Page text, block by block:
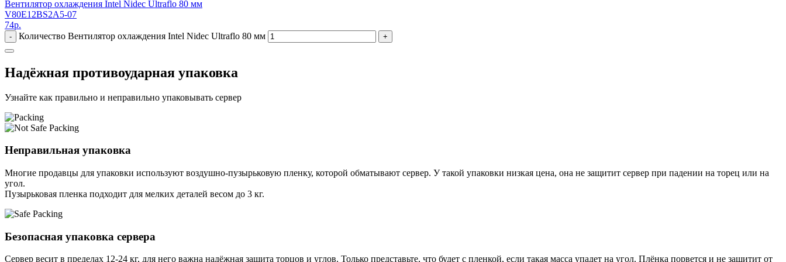
Вентилятор охлаждения Intel Nidec Ultraflo 80 мм
V80E12BS2A5-07
74р.
- Количество Вентилятор охлаждения Intel Nidec Ultraflo 80 мм +
Надёжная противоударная упаковка
Узнайте как правильно и неправильно упаковывать сервер
Неправильная упаковка
Многие продавцы для упаковки используют воздушно-пузырьковую пленку, которой обматывают сервер. У такой упаковки низкая цена, она не защитит сервер при падении на торец или на
угол.
Пузырьковая пленка подходит для мелких деталей весом до 3 кг.
Безопасная упаковка сервера
Сервер весит в пределах 12-24 кг, для него важна надёжная защита торцов и углов. Только представьте, что будет с пленкой, если такая масса упадет на угол. Плёнка порвется и не защитит от